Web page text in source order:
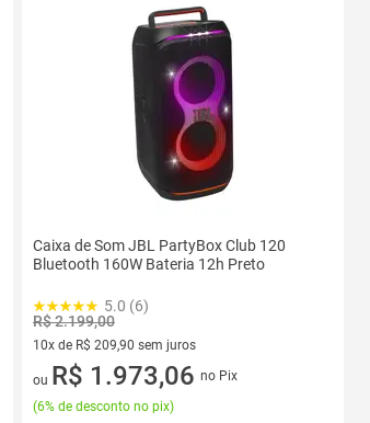
Caixa de Som JBL PartyBox Club 120
Bluetooth 160W Bateria 12h Preto
5.0 (6)
R$ 2.199,00
10x de R$ 209,90 sem juros
10 vez de R$ 209,90 sem juros
ou R$ 1.973,06 no Pix
(6% de desconto no pix)